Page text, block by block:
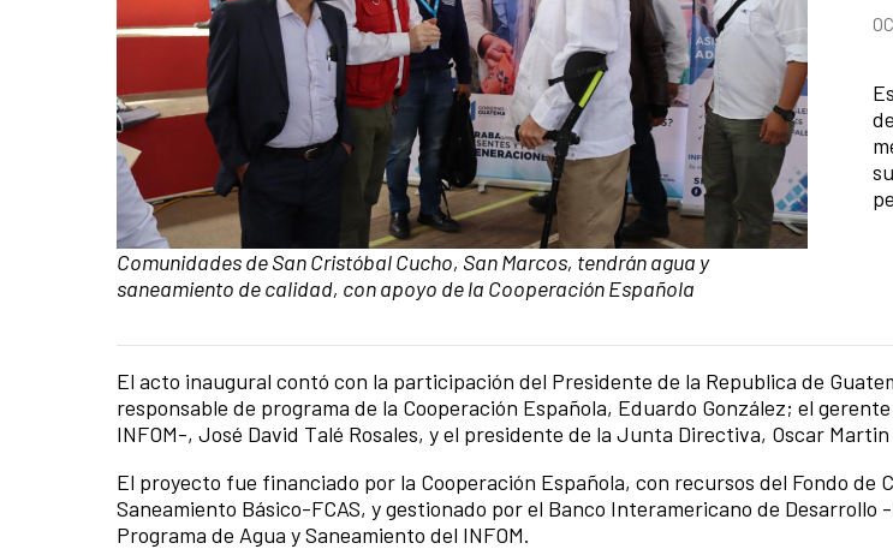
Pie de foto:
Comunidades de San Cristóbal Cucho, San Marcos, tendrán agua y
saneamiento de calidad, con apoyo de la Cooperación Española
Contenido de la noticia
El acto inaugural contó con la participación del Presidente de la Republica de
responsable de programa de la Cooperación Española, Eduardo González; el
INFOM-, José David Talé Rosales, y el presidente de la Junta Directiva, Oscar Martin
El proyecto fue financiado por la Cooperación Española, con recursos del Fondo de
Saneamiento Básico-FCAS, y gestionado por el Banco Interamericano de
Programa de Agua y Saneamiento del INFOM.